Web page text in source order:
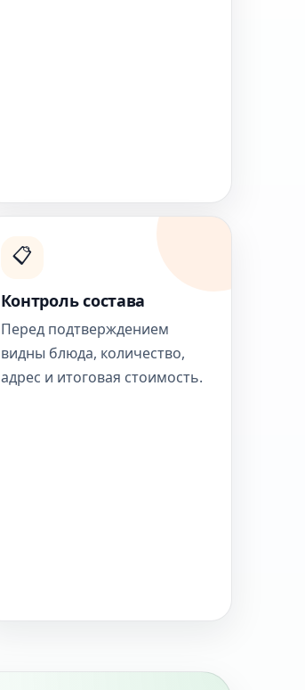
📋
Контроль состава
Перед подтверждением
видны блюда, количество,
адрес и итоговая стоимость.